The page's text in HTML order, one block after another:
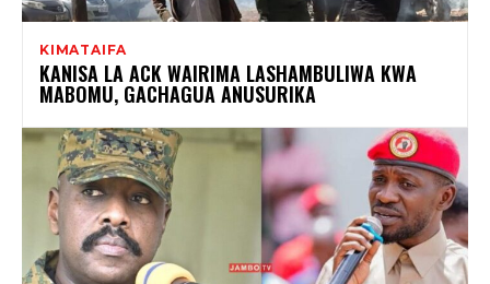
KIMATAIFA
KANISA LA ACK WAIRIMA LASHAMBULIWA KWA
MABOMU, GACHAGUA ANUSURIKA